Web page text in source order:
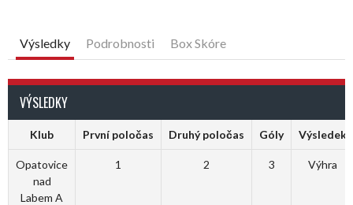
Výsledky Podrobnosti Box Skóre
VÝSLEDKY
Klub První poločas Druhý poločas Góly Výsledek
Opatovice
nad
Labem A
1 2 3 Výhra